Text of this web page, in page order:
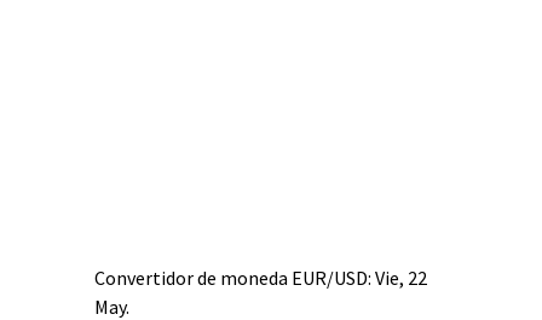
Convertidor de moneda EUR/USD: Vie, 22
May.